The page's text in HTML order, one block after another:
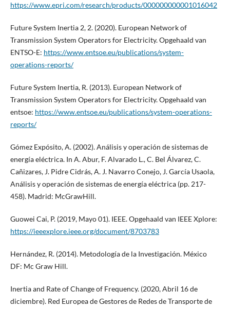
https://www.epri.com/research/products/000000000001016042
Future System Inertia 2, 2. (2020). European Network of
Transmission System Operators for Electricity. Opgehaald van
ENTSO-E: https://www.entsoe.eu/publications/system-
operations-reports/
Future System Inertia, R. (2013). European Network of
Transmission System Operators for Electricity. Opgehaald van
entsoe: https://www.entsoe.eu/publications/system-operations-
reports/
Gómez Expósito, A. (2002). Análisis y operación de sistemas de
energía eléctrica. In A. Abur, F. Alvarado L., C. Bel Álvarez, C.
Cañizares, J. Pidre Cidrás, A. J. Navarro Conejo, J. García Usaola,
Análisis y operación de sistemas de energía eléctrica (pp. 217-
458). Madrid: McGrawHill.
Guowei Cai, P. (2019, Mayo 01). IEEE. Opgehaald van IEEE Xplore:
https://ieeexplore.ieee.org/document/8703783
Hernández, R. (2014). Metodología de la Investigación. México
DF: Mc Graw Hill.
Inertia and Rate of Change of Frequency. (2020, Abril 16 de
diciembre). Red Europea de Gestores de Redes de Transporte de